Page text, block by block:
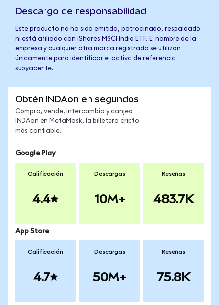
Descargo de responsabilidad
Este producto no ha sido emitido, patrocinado, respaldado
ni está afiliado con iShares MSCI India ETF. El nombre de la
empresa y cualquier otra marca registrada se utilizan
únicamente para identificar el activo de referencia
subyacente.
Obtén INDAon en segundos
Compra, vende, intercambia y canjea
INDAon en MetaMask, la billetera cripto
más confiable.
Google Play
Calificación
4.4
Descargas
10M+
Reseñas
483.7K
App Store
Calificación
4.7
Descargas
50M+
Reseñas
75.8K